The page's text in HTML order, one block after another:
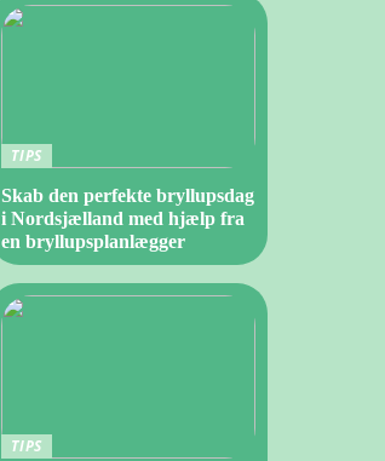
TIPS
Skab den perfekte bryllupsdag
i Nordsjælland med hjælp fra
en bryllupsplanlægger
TIPS